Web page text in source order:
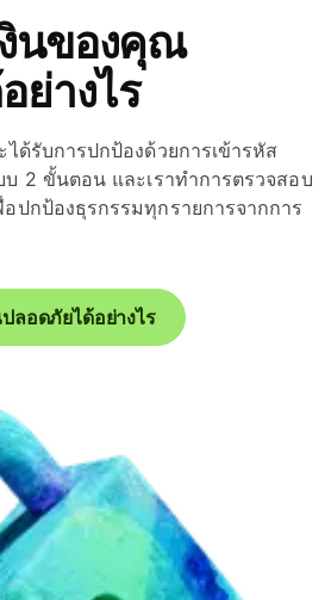
งินของคุณ
ย่างไร
ได้รับการปกป้องด้วยการเข้ารหัส
บ 2 ขั้นตอน และเราทำการตรวจสอบ
ปกป้องธุรกรรมทุกรายการจากการ
ลอดภัยได้อย่างไร